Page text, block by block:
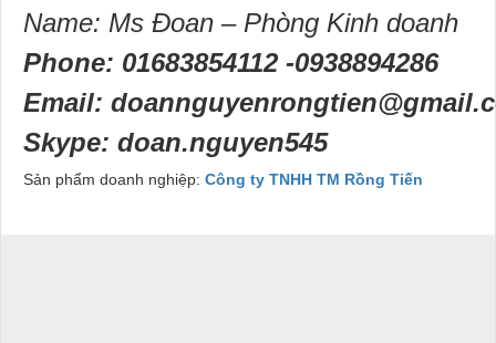
Name: Ms Đoan – Phòng Kinh doanh
Phone: 01683854112 -0938894286
Email: doannguyenrongtien@
Skype: doan.nguyen545
Sản phẩm doanh nghiệp: Công ty TNHH TM Rồng Tiến